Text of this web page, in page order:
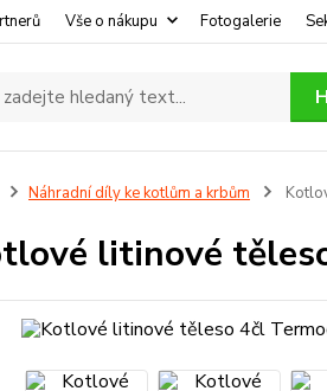
Vše o nákupu Fotogalerie
Náhradní díly ke kotlům a krbům
litinové